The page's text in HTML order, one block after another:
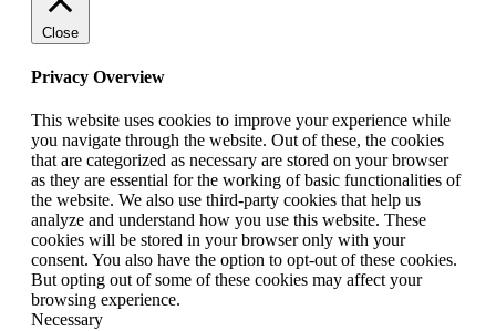
Close
Privacy Overview
This website uses cookies to improve your experience while
you navigate through the website. Out of these, the cookies
that are categorized as necessary are stored on your browser
as they are essential for the working of basic functionalities of
the website. We also use third-party cookies that help us
analyze and understand how you use this website. These
cookies will be stored in your browser only with your
consent. You also have the option to opt-out of these cookies.
But opting out of some of these cookies may affect your
browsing experience.
Necessary